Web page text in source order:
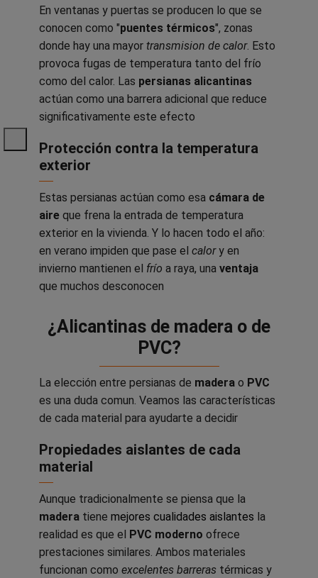
En ventanas y puertas se producen lo que se
conocen como "puentes térmicos", zonas
donde hay una mayor transmision de calor. Esto
provoca fugas de temperatura tanto del frío
como del calor. Las persianas alicantinas
actúan como una barrera adicional que reduce
significativamente este efecto
Protección contra la temperatura
exterior
Estas persianas actúan como esa cámara de
aire que frena la entrada de temperatura
exterior en la vivienda. Y lo hacen todo el año:
en verano impiden que pase el calory en
invierno mantienen el frío a raya, una ventaja
que muchos desconocen
¿Alicantinas de madera o de
PVC?
La elección entre persianas de madera o PVC
es una duda comun. Veamos las características
de cada material para ayudarte a decidir
Propiedades aislantes de cada
material
Aunque tradicionalmente se piensa que la
madera tiene mejores cualidades aislantes la
realidad es que el PVC moderno ofrece
prestaciones similares. Ambos materiales
funcionan como excelentes barreras térmicas y